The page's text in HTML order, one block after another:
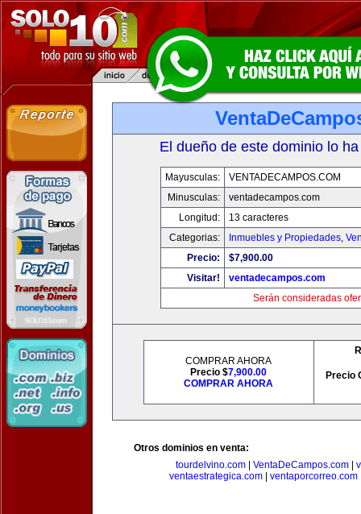
El dueño de este dominio lo
Mayusculas:
VENTADECAMPOS.COM
Minusculas:
ventadecampos.com
Longitud:
13 caracteres
Categorias:
Inmuebles y Propiedades,
Precio:
$7,900.00
Visitar!
ventadecampos.com
Serán consideradas
COMPRAR AHORA
Precio $7,900.00
COMPRAR AHORA
Precio
Otros dominios en venta:
tourdelvino.com| VentaDeCampos.com|
ventaestrategica.com| ventaporcorreo.com